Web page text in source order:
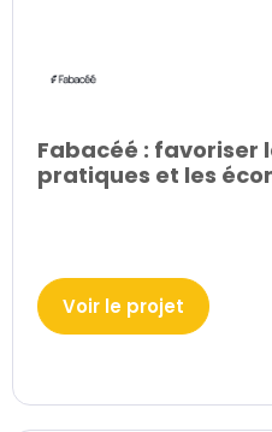
Fabacéé : favoriser
pratiques et les
Voir le projet